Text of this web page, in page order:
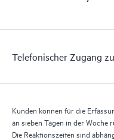
Supportverträgen liefert,
Verwaltung ihrer Assets.
interagieren. Mit neuen
selbst ausführen und ein
zusammengestellten
Telefonischer Zugang
Kunden können für die
an sieben Tagen in der Woche
Die Reaktionszeiten sind